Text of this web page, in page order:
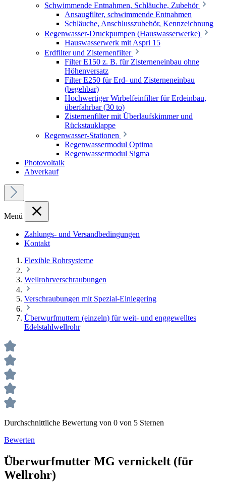
Schwimmende Entnahmen, Schläuche, Zubehör
Ansaugfilter, schwimmende Entnahmen
Schläuche, Anschlusszubehör, Kennzeichnung
Regenwasser-Druckpumpen (Hauswasserwerke)
Hauswasserwerk mit Aspri 15
Erdfilter und Zisternenfilter
Filter E150 z. B. für Zisterneneinbau ohne
Höhenversatz
Filter E250 für Erd- und Zisterneneinbau
(begehbar)
Hochwertiger Wirbelfeinfilter für Erdeinbau,
überfahrbar (30 to)
Zisternenfilter mit Überlaufskimmer und
Rückstauklappe
Regenwasser-Stationen
Regenwassermodul Optima
Regenwassermodul Sigma
Photovoltaik
Abverkauf
Menü
Zahlungs- und Versandbedingungen
Kontakt
Flexible Rohrsysteme
Wellrohrverschraubungen
Verschraubungen mit Spezial-Einlegering
Überwurfmuttern (einzeln) für weit- und enggewelltes
Edelstahlwellrohr
Durchschnittliche Bewertung von 0 von 5 Sternen
Bewerten
Überwurfmutter MG vernickelt (für
Wellrohr)